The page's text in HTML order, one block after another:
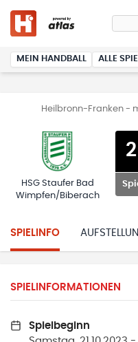
MEIN HANDBALL ALLE
Heilbronn-Franken -
HSG Staufer Bad
Wimpfen/Biberach
SPIELINFO
SPIELINFORMATIONEN
Spielbeginn